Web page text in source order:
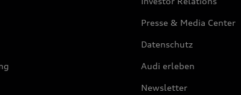
Presse & Media Center
Datenschutz
Audi erleben
Newsletter